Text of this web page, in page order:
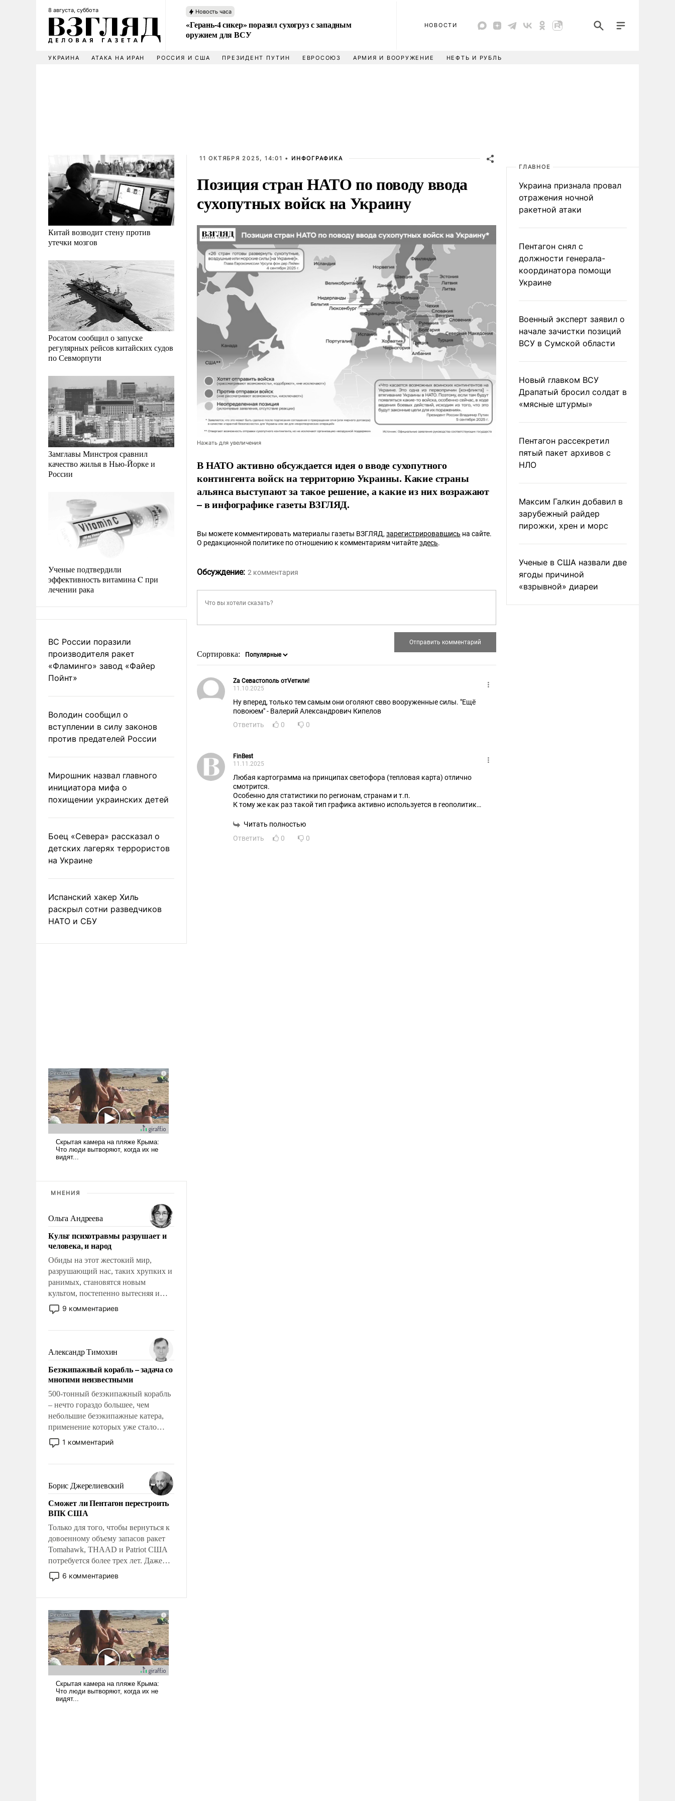
8 августа, суббота Новость часа
«Герань-4 сикер» поразил сухогруз с западным
оружием для ВСУ
НОВОСТИ
УКРАИНА АТАКА НА ИРАН РОССИЯ И США ПРЕЗИДЕНТ ПУТИН ЕВРОСОЮЗ АРМИЯ И ВООРУЖЕНИЕ НЕФТЬ И РУБЛЬ
Китай возводит стену против
утечки мозгов
Росатом сообщил о запуске
регулярных рейсов китайских судов
по Севморпути
Замглавы Минстроя сравнил
качество жилья в Нью-Йорке и
России
Ученые подтвердили
эффективность витамина C при
лечении рака
ВС России поразили
производителя ракет
«Фламинго» завод «Файер
Пойнт»
Володин сообщил о
вступлении в силу законов
против предателей России
Мирошник назвал главного
инициатора мифа о
похищении украинских детей
Боец «Севера» рассказал о
детских лагерях террористов
на Украине
Испанский хакер Хиль
раскрыл сотни разведчиков
НАТО и СБУ
МНЕНИЯ
Ольга Андреева
Культ психотравмы разрушает и
человека, и народ
Обиды на этот жестокий мир,
разрушающий нас, таких хрупких и
ранимых, становятся новым
культом, постепенно вытесняя и
отменяя традиционное требование к
человеку – быть мужественным и
на себя ответственность, помогать
слабым, идти вперед и
адаптироваться.
9 комментариев
Александр Тимохин
Безэкипажный корабль – задача со
многими неизвестными
500-тонный безэкипажный корабль
– нечто гораздо большее, чем
небольшие безэкипажные катера,
применение которых уже стало
обыденностью. Задача по созданию
такого корабля очень сложна и
реализация радикально поднимет
наши боевые возможности.
1 комментарий
Борис Джерелиевский
Сможет ли Пентагон перестроить
ВПК США
Только для того, чтобы вернуться к
довоенному объему запасов ракет
Tomahawk, THAAD и Patriot США
потребуется более трех лет. Даже
небольшая война с Ираном
опустошила американские
уязвимости США, например, перед
Китаем.
6 комментариев
11 ОКТЯБРЯ 2025, 14:01 • ИНФОГРАФИКА
Позиция стран НАТО по поводу ввода
сухопутных войск на Украину
Нажать для увеличения
В НАТО активно обсуждается идея о вводе сухопутного
контингента войск на территорию Украины. Какие страны
альянса выступают за такое решение, а какие из них возражают
– в инфографике газеты ВЗГЛЯД.
Вы можете комментировать материалы газеты ВЗГЛЯД, зарегистрировавшись на сайте.
О редакционной политике по отношению к комментариям читайтездесь.
Обсуждение: 2 комментария
Сортировка:
Zа Севастополь отVетили!
11.10.2025
Ну вперед, только тем самым они оголяют свво вооруженные силы. "Ещё
повоюем" - Валерий Александрович Кипелов
Ответить
0 0
FinBest
11.11.2025
Любая картограмма на принципах светофора (тепловая карта) отлично
смотрится.
Особенно для статистики по регионам, странам и т.п.
К тому же как раз такой тип графика активно используется в геополитике
тепловых карт на сайте.
Читать полностью
Ответить
0 0
ГЛАВНОЕ
Украина признала провал
отражения ночной
ракетной атаки
Пентагон снял с
должности генерала-
координатора помощи
Украине
Военный эксперт заявил о
начале зачистки позиций
ВСУ в Сумской области
Новый главком ВСУ
Драпатый бросил солдат в
«мясные штурмы»
Пентагон рассекретил
пятый пакет архивов с
НЛО
Максим Галкин добавил в
зарубежный райдер
пирожки, хрен и морс
Ученые в США назвали две
ягоды причиной
«взрывной» диареи